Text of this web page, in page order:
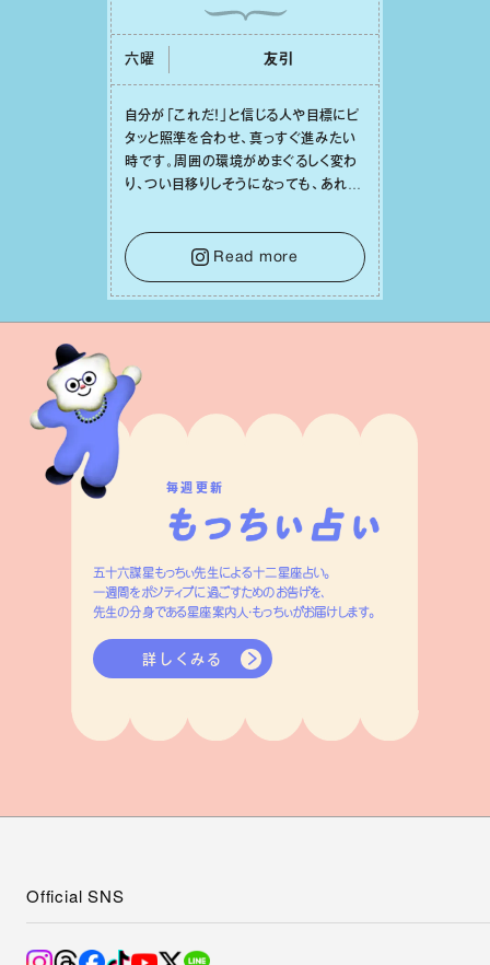
六曜 友引
⾃分が「これだ！」と信じる⼈や⽬標にピ
タッと照準を合わせ、真っすぐ進みたい
時です。周囲の環境がめまぐるしく変わ
り、つい⽬移りしそうになっても、あれこ
をそっと⼿放し、⽬の前のことに集中しま
しょう。そのブレない決意が、あなたにと
って有意義で安定した成果を引き寄せま
す。
Read more
毎週更新
五十六謀星もっちぃ先生による十二星座占い。
一週間をポジティブに過ごすためのお告げを、
先生の分身である星座案内人・もっちぃがお届けします。
詳しくみる
Official SNS